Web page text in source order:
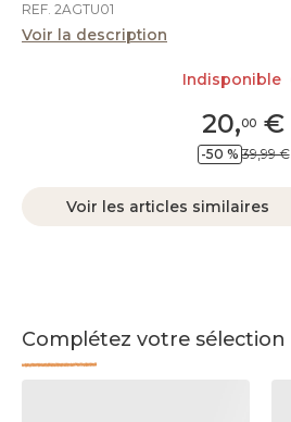
REF. 2AGTU01
Voir la description
20,00 €
-50 % 39,99 €
Voir les articles similaires
Complétez votre sélection